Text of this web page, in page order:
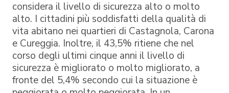
considera il livello di sicurezza alto o molto
alto. I cittadini più soddisfatti della qualità di
vita abitano nei quartieri di Castagnola, Carona
e Cureggia. Inoltre, il 43,5% ritiene che nel
corso degli ultimi cinque anni il livello di
sicurezza è migliorato o molto migliorato, a
fronte del 5,4% secondo cui la situazione è